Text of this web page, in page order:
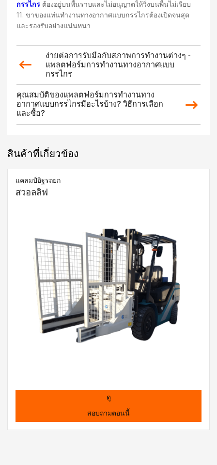
กรรไกร ต้องอยู่บนพื้นราบและไม่อนุญาตให้วิ่งบนพื้นไม่เรียบ
11. ขาของแท่นทำงานทางอากาศแบบกรรไกรต้องเปิดจนสุด
และรองรับอย่างแน่นหนา
ง่ายต่อการรับมือกับสภาพการทำงานต่างๆ -
แพลตฟอร์มการทำงานทางอากาศแบบ
กรรไกร
คุณสมบัติของแพลตฟอร์มการทำงานทาง
อากาศแบบกรรไกรมีอะไรบ้าง? วิธีการเลือก
และซื้อ?
สินค้าที่เกี่ยวข้อง
แคลมป์อิฐรถยก
สวอลลิฟ
ดู
สอบถามตอนนี้